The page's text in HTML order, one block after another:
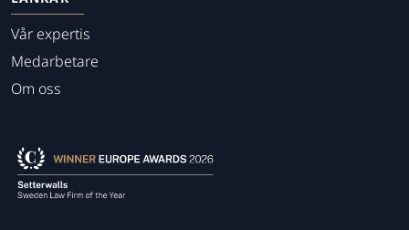
Vår expertis
Medarbetare
Om oss